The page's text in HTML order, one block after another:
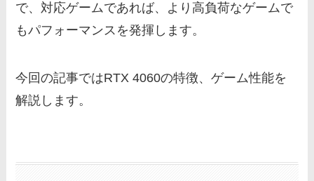
で、対応ゲームであれば、より高負荷なゲームで
もパフォーマンスを発揮します。
今回の記事ではRTX 4060の特徴、ゲーム性能を
解説します。